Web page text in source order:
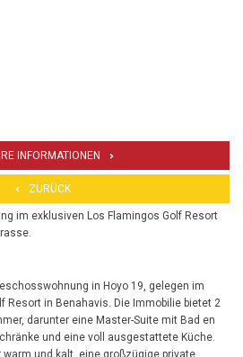
INFORMATIONEN
ZURÜCK
im exklusiven Los Flamingos Golf Resort
in Hoyo 19, gelegen im
Resort in Benahavis. Die Immobilie bietet 2
darunter eine Master-Suite mit Bad en
und eine voll ausgestattete Küche.
warm und kalt, eine großzügige private